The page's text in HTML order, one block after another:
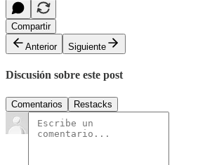
Compartir
Anterior
Siguiente
Discusión sobre este post
Comentarios Restacks